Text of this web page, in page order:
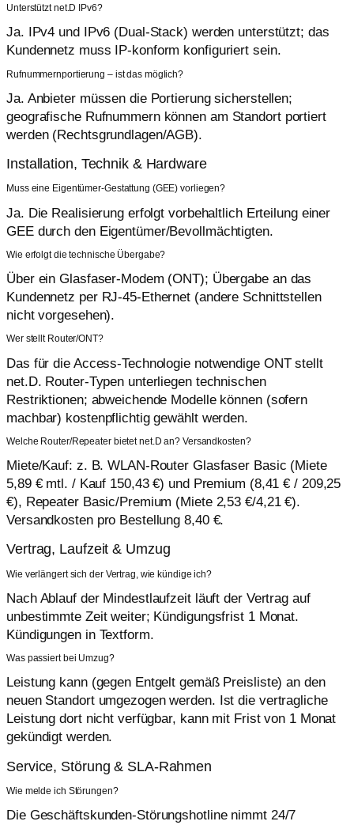
Unterstützt net.D IPv6?
Ja. IPv4 und IPv6 (Dual-Stack) werden unterstützt; das
Kundennetz muss IP-konform konfiguriert sein.
Rufnummernportierung – ist das möglich?
Ja. Anbieter müssen die Portierung sicherstellen;
geografische Rufnummern können am Standort portiert
werden (Rechtsgrundlagen/AGB).
Installation, Technik & Hardware
Muss eine Eigentümer-Gestattung (GEE) vorliegen?
Ja. Die Realisierung erfolgt vorbehaltlich Erteilung einer
GEE durch den Eigentümer/Bevollmächtigten.
Wie erfolgt die technische Übergabe?
Über ein Glasfaser-Modem (ONT); Übergabe an das
Kundennetz per RJ-45-Ethernet (andere Schnittstellen
nicht vorgesehen).
Wer stellt Router/ONT?
Das für die Access-Technologie notwendige ONT stellt
net.D. Router-Typen unterliegen technischen
Restriktionen; abweichende Modelle können (sofern
machbar) kostenpflichtig gewählt werden.
Welche Router/Repeater bietet net.D an? Versandkosten?
Miete/Kauf: z. B. WLAN-Router Glasfaser Basic (Miete
5,89 € mtl. / Kauf 150,43 €) und Premium (8,41 € / 209,25
€), Repeater Basic/Premium (Miete 2,53 €/4,21 €).
Versandkosten pro Bestellung 8,40 €.
Vertrag, Laufzeit & Umzug
Wie verlängert sich der Vertrag, wie kündige ich?
Nach Ablauf der Mindestlaufzeit läuft der Vertrag auf
unbestimmte Zeit weiter; Kündigungsfrist 1 Monat.
Kündigungen in Textform.
Was passiert bei Umzug?
Leistung kann (gegen Entgelt gemäß Preisliste) an den
neuen Standort umgezogen werden. Ist die vertragliche
Leistung dort nicht verfügbar, kann mit Frist von 1 Monat
gekündigt werden.
Service, Störung & SLA-Rahmen
Wie melde ich Störungen?
Die Geschäftskunden-Störungshotline nimmt 24/7